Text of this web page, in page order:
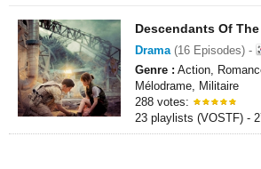
Descendants Of
Drama(16 Episodes) -
Genre : Action,
Mélodrame, Militaire
288 votes:
23 playlists (VOSTF) -